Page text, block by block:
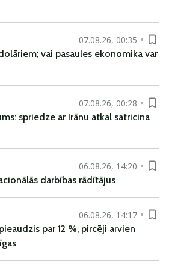
07.08.26, 00:35
vai pasaules ekonomika var
07.08.26, 00:28
spriedze ar Irānu atkal satricina
06.08.26, 14:20
darbības rādītājus
06.08.26, 14:17
par 12 %, pircēji arvien